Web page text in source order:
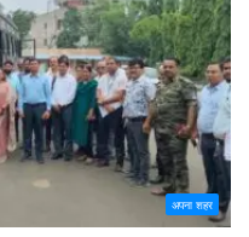
अपना शहर